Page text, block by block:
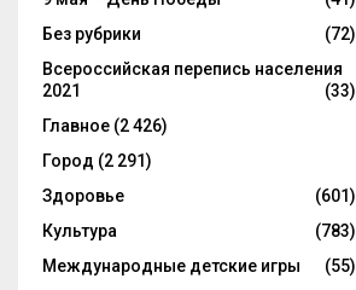
Без рубрики
(72)
Всероссийская перепись населения
2021
(33)
Главное (2 426)
Город (2 291)
Здоровье
(601)
Культура
(783)
Международные детские игры
(55)